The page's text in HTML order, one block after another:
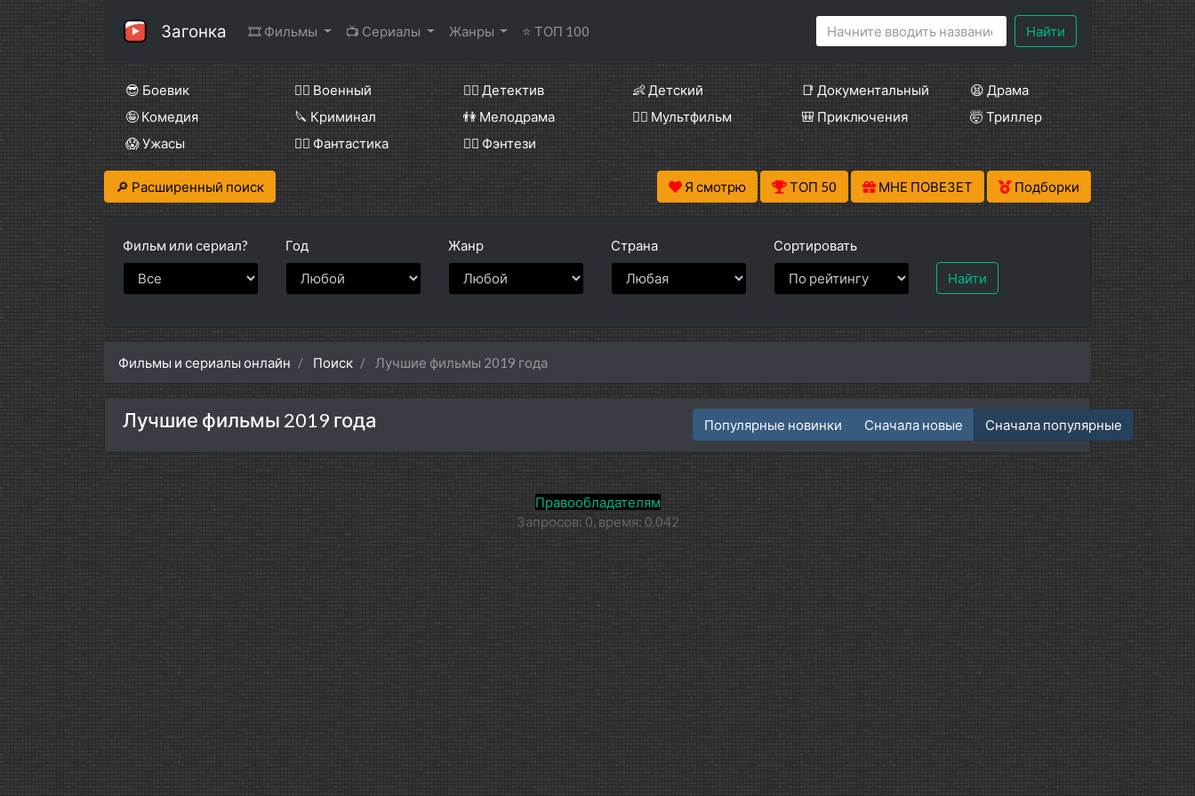
Загонка 🎞 Фильмы 📺 Сериалы Жанры ⭐ ТОП 100 Найти
😎 Боевик 👨‍✈️ Военный 🕵️‍♂️ Детектив 👶 Детский 📑 Документальный
😫 Драма
🤪 Комедия
🔪 Криминал 👫 Мелодрама 🧚‍♀️ Мультфильм 🎒 Приключения
🤯 Триллер
😱 Ужасы
🧙‍♀️ Фантастика 🧝‍♂️ Фэнтези
🔎 Расширенный поиск Я смотрю ТОП 50 МНЕ ПОВЕЗЕТ Подборки
Фильм или сериал? Год Жанр Страна Сортировать
Найти
Фильмы и сериалы онлайн Поиск Лучшие фильмы 2019 года
Лучшие фильмы 2019 года Популярные новинки Сначала новые Сначала популярные
Правообладателям
Запросов: 0, время: 0.042